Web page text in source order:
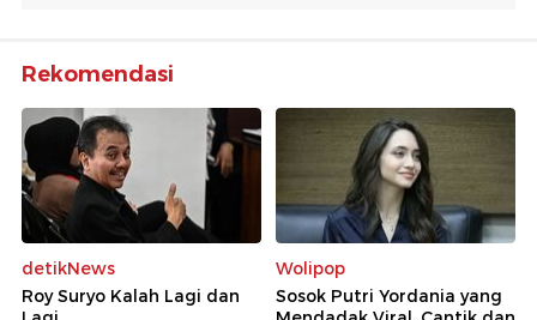
Rekomendasi
detikNews
Roy Suryo Kalah Lagi dan
Wolipop
Sosok Putri Yordania yang